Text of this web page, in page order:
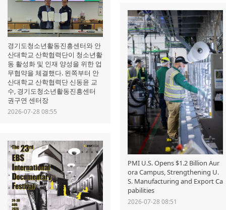
경기도청소년활동진흥센터와 안
산대학교 산학협력단이 청소년활
동 활성화 및 인재 양성을 위한 업
무협약을 체결했다. 왼쪽부터 안
산대학교 산학협력단 신동윤 교
수, 경기도청소년활동진흥센터
권구연 센터장
2026-07-28 08:55
PMI U.S. Opens $1.2 Billion Aur
ora Campus, Strengthening U.
S. Manufacturing and Export Ca
pabilities
2026-07-28 08:51